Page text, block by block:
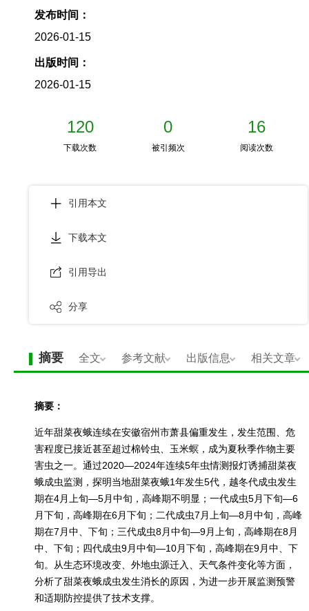
发布时间：
2026-01-15
出版时间：
2026-01-15
120 0 16
下载次数 被引频次 阅读次数
引用本文
下载本文
引用导出
分享
摘要 全文 参考文献 出版信息 相关文章
摘要：
近年甜菜夜蛾连续在安徽宿州市萧县偏重发生，发生范围、危
害程度已接近甚至超过棉铃虫、玉米螟，成为夏秋季作物主要
害虫之一。通过2020—2024年连续5年虫情测报灯诱捕甜菜夜
蛾成虫监测，探明当地甜菜夜蛾1年发生5代，越冬代成虫发生
期在4月上旬—5月中旬，高峰期不明显；一代成虫5月下旬—6
月下旬，高峰期在6月下旬；二代成虫7月上旬—8月中旬，高峰
期在7月中、下旬；三代成虫8月中旬—9月上旬，高峰期在8月
中、下旬；四代成虫9月中旬—10月下旬，高峰期在9月中、下
旬。从生态环境改变、外地虫源迁入、天气条件变化等方面，
分析了甜菜夜蛾成虫发生消长的原因，为进一步开展监测预警
和适期防控提供了技术支撑。